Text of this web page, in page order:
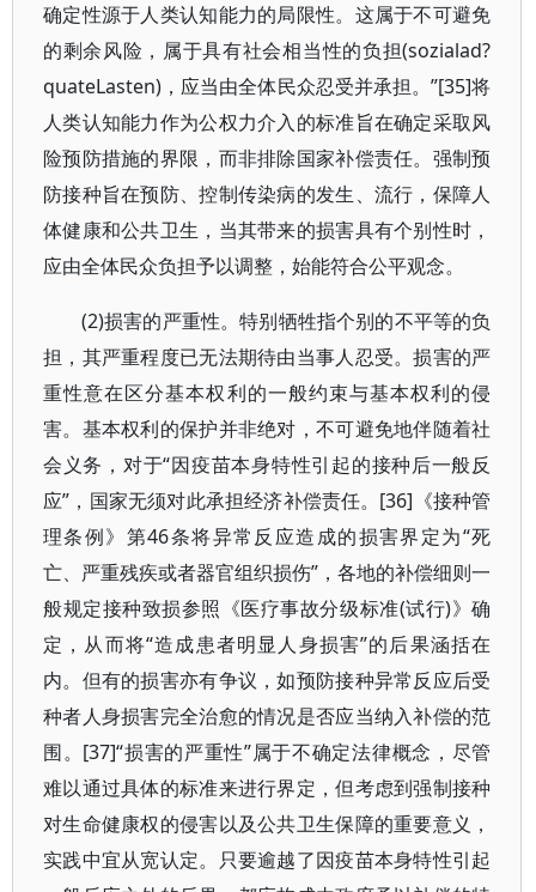
确定性源于人类认知能力的局限性。这属于不可避免
的剩余风险，属于具有社会相当性的负担(sozialad?
quateLasten)，应当由全体民众忍受并承担。”[35]将
人类认知能力作为公权力介入的标准旨在确定采取风
险预防措施的界限，而非排除国家补偿责任。强制预
防接种旨在预防、控制传染病的发生、流行，保障人
体健康和公共卫生，当其带来的损害具有个别性时，
应由全体民众负担予以调整，始能符合公平观念。
(2)损害的严重性。特别牺牲指个别的不平等的负
担，其严重程度已无法期待由当事人忍受。损害的严
重性意在区分基本权利的一般约束与基本权利的侵
害。基本权利的保护并非绝对，不可避免地伴随着社
会义务，对于“因疫苗本身特性引起的接种后一般反
应”，国家无须对此承担经济补偿责任。[36]《接种管
理条例》第46条将异常反应造成的损害界定为“死
亡、严重残疾或者器官组织损伤”，各地的补偿细则一
般规定接种致损参照《医疗事故分级标准(试行)》确
定，从而将“造成患者明显人身损害”的后果涵括在
内。但有的损害亦有争议，如预防接种异常反应后受
种者人身损害完全治愈的情况是否应当纳入补偿的范
围。[37]“损害的严重性”属于不确定法律概念，尽管
难以通过具体的标准来进行界定，但考虑到强制接种
对生命健康权的侵害以及公共卫生保障的重要意义，
实践中宜从宽认定。只要逾越了因疫苗本身特性引起